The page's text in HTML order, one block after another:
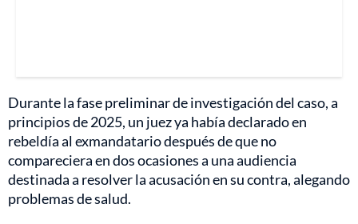
Durante la fase preliminar de investigación del caso, a
principios de 2025, un juez ya había declarado en
rebeldía al exmandatario después de que no
compareciera en dos ocasiones a una audiencia
destinada a resolver la acusación en su contra, alegando
problemas de salud.